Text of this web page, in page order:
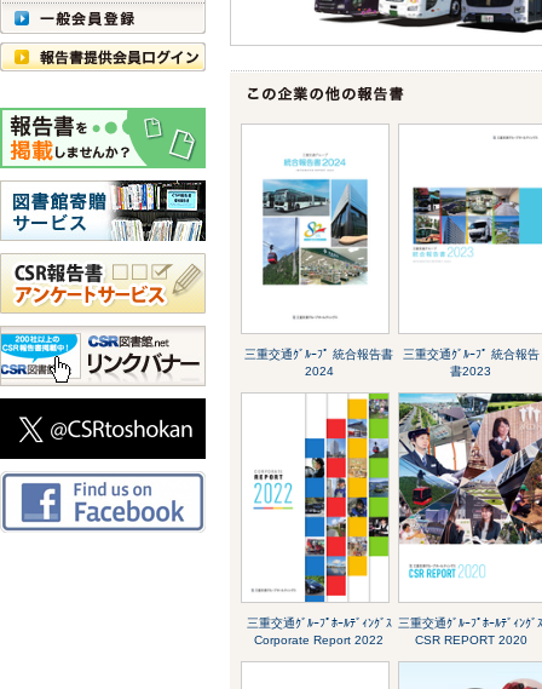
三重交通ｸﾞﾙｰﾌﾟ 統合報告書
2024
三重交通ｸﾞﾙｰﾌﾟ 統合報告
書2023
三重交通ｸﾞﾙｰﾌﾟﾎｰﾙﾃﾞｨﾝｸﾞｽ
Corporate Report 2022
三重交通ｸﾞﾙｰﾌﾟﾎｰﾙﾃﾞｨﾝｸﾞ
CSR REPORT 2020